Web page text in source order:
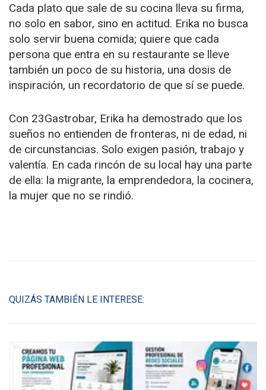
Cada plato que sale de su cocina lleva su firma,
no solo en sabor, sino en actitud. Erika no busca
solo servir buena comida; quiere que cada
persona que entra en su restaurante se lleve
también un poco de su historia, una dosis de
inspiración, un recordatorio de que sí se puede.
Con 23Gastrobar, Erika ha demostrado que los
sueños no entienden de fronteras, ni de edad, ni
de circunstancias. Solo exigen pasión, trabajo y
valentía. En cada rincón de su local hay una parte
de ella: la migrante, la emprendedora, la cocinera,
la mujer que no se rindió.
QUIZÁS TAMBIÉN LE INTERESE: